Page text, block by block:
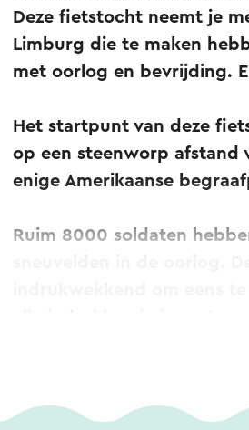
Deze fietstocht neemt je
Limburg die te maken
met oorlog en bevrijding.
Het startpunt van deze
op een steenworp afstand
enige Amerikaanse
Ruim 8000 soldaten
zuidelijke dorpje van